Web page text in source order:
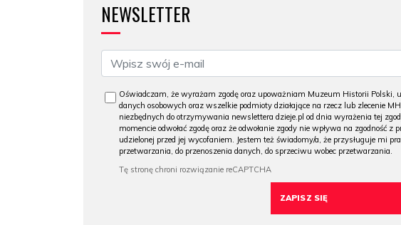
NEWSLETTER
Oświadczam, że wyrażam zgodę oraz upoważniam Muzeum Historii
danych osobowych oraz wszelkie podmioty działające na rzecz lub zlecenie
niezbędnych do otrzymywania newslettera dzieje.pl od dnia wyrażenia tej
momencie odwołać zgodę oraz że odwołanie zgody nie wpływa na zgodność
udzielonej przed jej wycofaniem. Jestem też świadomy/a, że przysługuje mi
przetwarzania, do przenoszenia danych, do sprzeciwu wobec przetwarzania.